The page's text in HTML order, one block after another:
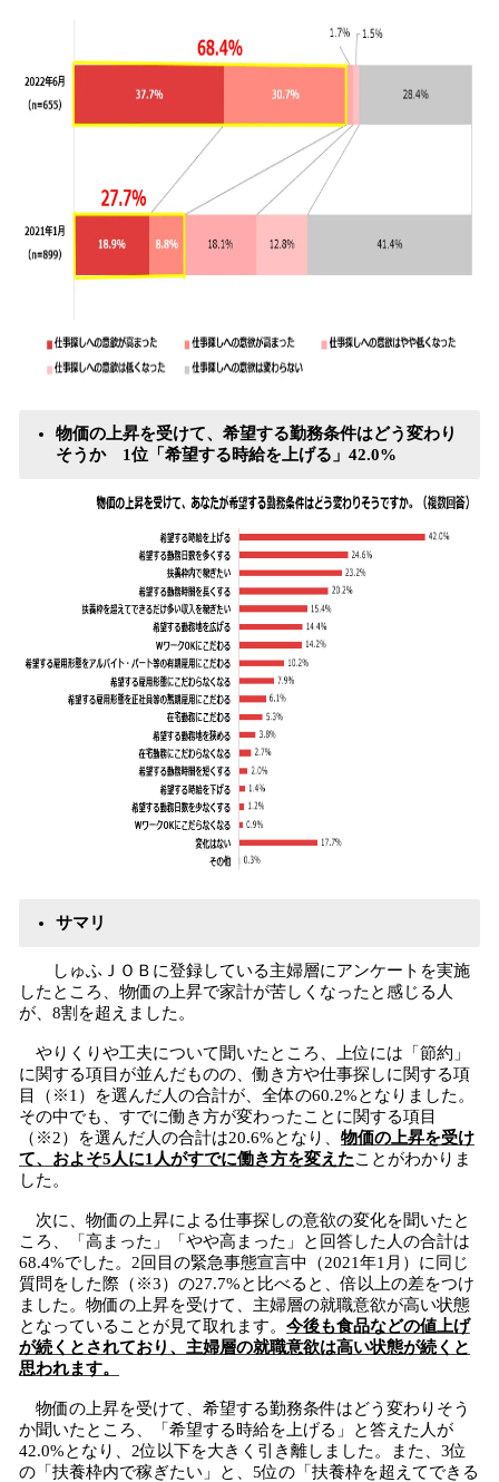
物価の上昇を受けて、希望する勤務条件はどう変わり
そうか 1位「希望する時給を上げる」42.0%
サマリ
しゅふＪＯＢに登録している主婦層にアンケートを実施
したところ、物価の上昇で家計が苦しくなったと感じる人
が、8割を超えました。
やりくりや工夫について聞いたところ、上位には「節約」
に関する項目が並んだものの、働き方や仕事探しに関する項
目（※1）を選んだ人の合計が、全体の60.2%となりました。
その中でも、すでに働き方が変わったことに関する項目
（※2）を選んだ人の合計は20.6%となり、 物価の上昇を受け
て、およそ5人に1人がすでに働き方を変えたことがわかりま
した。
次に、物価の上昇による仕事探しの意欲の変化を聞いたと
ころ、「高まった」「やや高まった」と回答した人の合計は
68.4%でした。2回目の緊急事態宣言中（2021年1月）に同じ
質問をした際（※3）の27.7%と比べると、倍以上の差をつけ
ました。物価の上昇を受けて、主婦層の就職意欲が高い状態
となっていることが見て取れます。 今後も食品などの値上げ
が続くとされており、主婦層の就職意欲は高い状態が続くと
思われます。
物価の上昇を受けて、希望する勤務条件はどう変わりそう
か聞いたところ、「希望する時給を上げる」と答えた人が
42.0%となり、2位以下を大きく引き離しました。また、3位
の「扶養枠内で稼ぎたい」と、5位の「扶養枠を超えてできる